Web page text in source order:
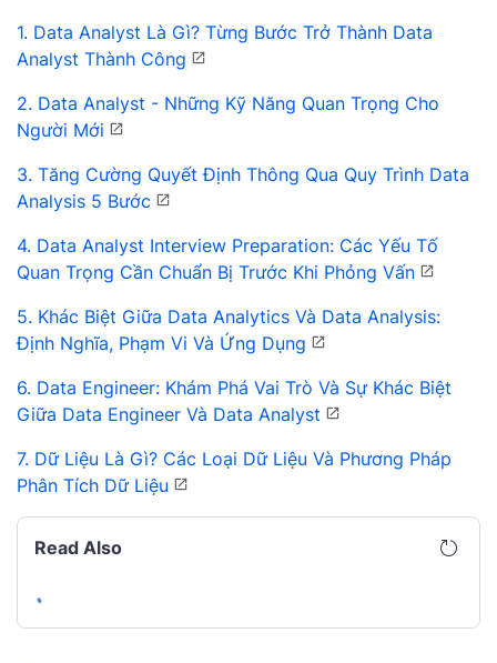
1. Data Analyst Là Gì? Từng Bước Trở Thành Data
Analyst Thành Công
2. Data Analyst - Những Kỹ Năng Quan Trọng Cho
Người Mới
3. Tăng Cường Quyết Định Thông Qua Quy Trình Data
Analysis 5 Bước
4. Data Analyst Interview Preparation: Các Yếu Tố
Quan Trọng Cần Chuẩn Bị Trước Khi Phỏng Vấn
5. Khác Biệt Giữa Data Analytics Và Data Analysis:
Định Nghĩa, Phạm Vi Và Ứng Dụng
6. Data Engineer: Khám Phá Vai Trò Và Sự Khác Biệt
Giữa Data Engineer Và Data Analyst
7. Dữ Liệu Là Gì? Các Loại Dữ Liệu Và Phương Pháp
Phân Tích Dữ Liệu
Read Also